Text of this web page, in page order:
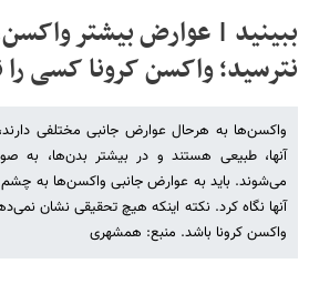
ببینید | عوارض بیشتر
نترسید؛ واکسن کرونا کسی
واکسن‌ها به هرحال عوارض جانبی مختلفی
آنها، طبیعی هستند و در بیشتر بدن‌ها، به
می‌شوند. باید به عوارض جانبی واکسن‌ها به
آنها نگاه کرد. نکته اینکه هیچ تحقیقی نشان
واکسن کرونا باشد. منبع: همشهری